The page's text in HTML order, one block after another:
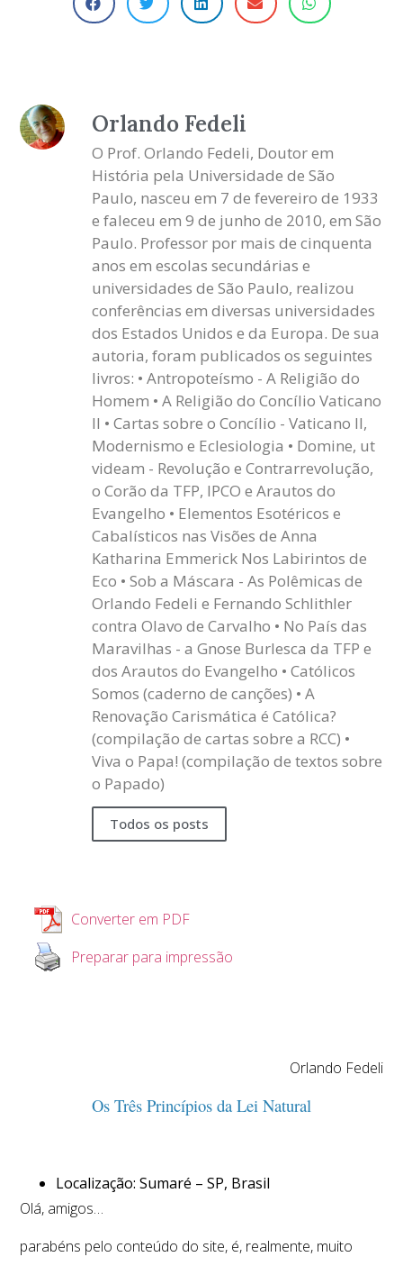
Orlando Fedeli
O Prof. Orlando Fedeli, Doutor em
História pela Universidade de São
Paulo, nasceu em 7 de fevereiro de 1933
e faleceu em 9 de junho de 2010, em São
Paulo. Professor por mais de cinquenta
anos em escolas secundárias e
universidades de São Paulo, realizou
conferências em diversas universidades
dos Estados Unidos e da Europa. De sua
autoria, foram publicados os seguintes
livros: • Antropoteísmo - A Religião do
Homem • A Religião do Concílio Vaticano
II • Cartas sobre o Concílio - Vaticano II,
Modernismo e Eclesiologia • Domine, ut
videam - Revolução e Contrarrevolução,
o Corão da TFP, IPCO e Arautos do
Evangelho • Elementos Esotéricos e
Cabalísticos nas Visões de Anna
Katharina Emmerick Nos Labirintos de
Eco • Sob a Máscara - As Polêmicas de
Orlando Fedeli e Fernando Schlithler
contra Olavo de Carvalho • No País das
Maravilhas - a Gnose Burlesca da TFP e
dos Arautos do Evangelho • Católicos
Somos (caderno de canções) • A
Renovação Carismática é Católica?
(compilação de cartas sobre a RCC) •
Viva o Papa! (compilação de textos sobre
o Papado)
Todos os posts
Converter em PDF
Preparar para impressão
Orlando Fedeli
Os Três Princípios da Lei Natural
Localização: Sumaré – SP, Brasil
Olá, amigos…
parabéns pelo conteúdo do site, é, realmente, muito